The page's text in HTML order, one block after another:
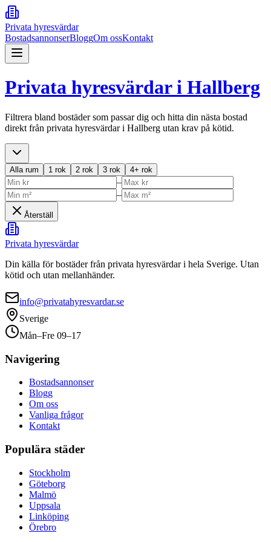
Privata hyresvärdar
BostadsannonserBloggOm ossKontakt
Privata hyresvärdar i Hallberg
Filtrera bland bostäder som passar dig och hitta din nästa bostad
direkt från privata hyresvärdar i Hallberg utan krav på kötid.
Alla rum 1 rok 2 rok 3 rok 4+ rok
–
–
Återställ
Privata hyresvärdar
Din källa för bostäder från privata hyresvärdar i hela Sverige. Utan
kötid och utan mellanhänder.
info@privatahyresvardar.se
Sverige
Mån–Fre 09–17
Navigering
Bostadsannonser
Blogg
Om oss
Vanliga frågor
Kontakt
Populära städer
Stockholm
Göteborg
Malmö
Uppsala
Linköping
Örebro